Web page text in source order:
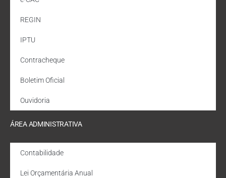
REGIN
IPTU
Contracheque
Boletim Oficial
Ouvidoria
ÁREA ADMINISTRATIVA
Contabilidade
Lei Orçamentária Anual